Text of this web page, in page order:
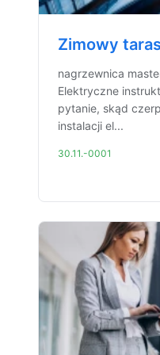
Zimowy
nagrzewnica
Elektryczne
pytanie, skąd
instalacji el...
30.11.-0001